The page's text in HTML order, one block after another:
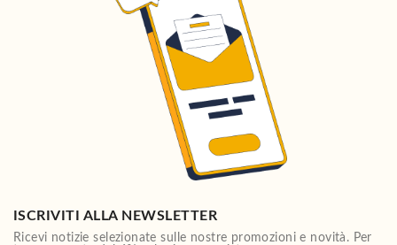
ISCRIVITI ALLA NEWSLETTER
Ricevi notizie selezionate sulle nostre promozioni e novità. Per